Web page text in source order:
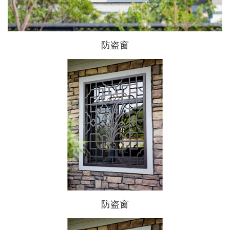
防盗窗
防盗窗